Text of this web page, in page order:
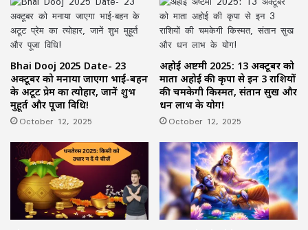
Bhai Dooj 2025 Date- 23
अक्टूबर को मनाया जाएगा भाई-बहन
के अटूट प्रेम का त्योहार, जानें शुभ
मुहूर्त और पूजा विधि!
October 12, 2025
अहोई अष्टमी 2025: 13 अक्टूबर को
माता अहोई की कृपा से इन 3 राशियों
की चमकेगी किस्मत, संतान सुख और
धन लाभ के योग!
October 12, 2025